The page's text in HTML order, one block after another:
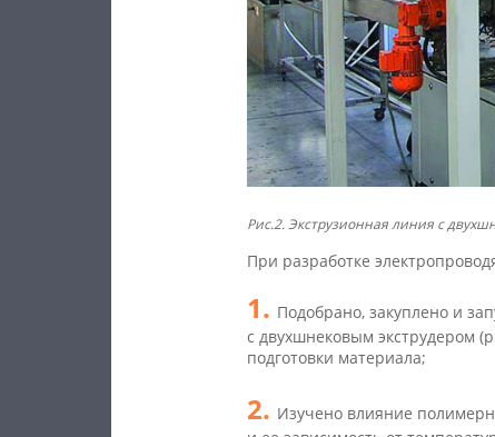
Рис.2. Экструзионная линия с
При разработке
Подобрано, закуплено и
с двухшнековым экструдером
подготовки материала;
Изучено влияние